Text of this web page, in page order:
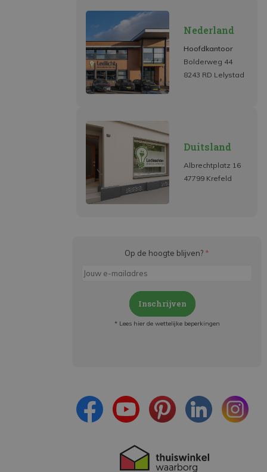
Nederland
Hoofdkantoor
Bolderweg 44
8243 RD Lelystad
Duitsland
Albrechtplatz 16
47799 Krefeld
Op de hoogte blijven? *
Inschrijven
* Lees hier de wettelijke beperkingen